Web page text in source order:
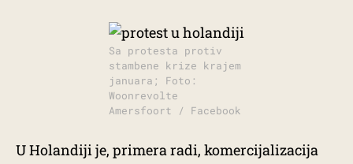
Sa protesta protiv
stambene krize krajem
januara; Foto:
Woonrevolte
Amersfoort / Facebook
U Holandiji je, primera radi, komercijalizacija